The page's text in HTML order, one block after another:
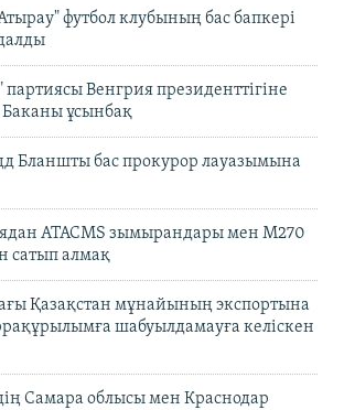
футбол клубының бас бапкері
партиясы Венгрия президенттігіне
ұсынбақ
Бланшты бас прокурор лауазымына
ATACMS зымырандары мен M270
сатып алмақ
Қазақстан мұнайының экспортына
шабуылдамауға келіскен
Самара облысы мен Краснодар